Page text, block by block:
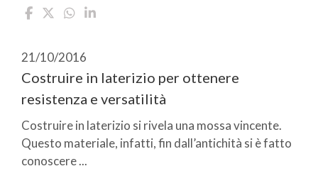
21/10/2016
Costruire in laterizio per ottenere
resistenza e versatilità
Costruire in laterizio si rivela una mossa vincente.
Questo materiale, infatti, fin dall’antichità si è fatto
conoscere ...